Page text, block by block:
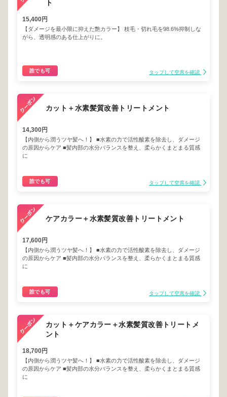
ト
15,400円
【ダメージを最小限に抑えた艶カラー】 枝毛・切れ毛を98.6%抑制しな
がら、透明感のある仕上がりに。
誰でも可 タップして空席を確認
カット＋水素髪質改善トリートメント
14,300円
【内側から潤うツヤ髪へ！】 ■水素の力で活性酸素を除去し、ダメージ
の原因からケア ■髪内部の水分バランスを整え、柔らかくまとまる質感
に
誰でも可 タップして空席を確認
ケアカラー＋水素髪質改善トリートメント
17,600円
【内側から潤うツヤ髪へ！】 ■水素の力で活性酸素を除去し、ダメージ
の原因からケア ■髪内部の水分バランスを整え、柔らかくまとまる質感
に
誰でも可 タップして空席を確認
カット＋ケアカラー＋水素髪質改善トリートメ
ント
18,700円
【内側から潤うツヤ髪へ！】 ■水素の力で活性酸素を除去し、ダメージ
の原因からケア ■髪内部の水分バランスを整え、柔らかくまとまる質感
に